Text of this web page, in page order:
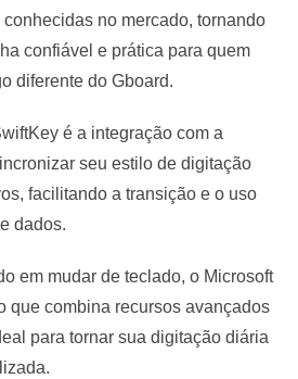
no mercado, tornando
confiável e prática para quem
diferente do Gboard.
é a integração com a
seu estilo de digitação
facilitando a transição e o uso
dados.
em mudar de teclado, o Microsoft
que combina recursos avançados
para tornar sua digitação diária